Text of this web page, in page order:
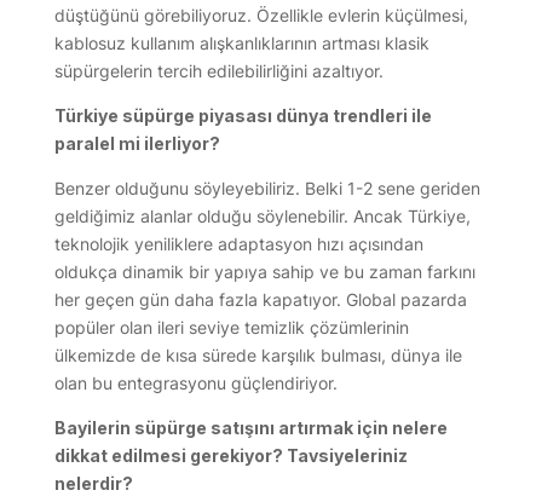
düştüğünü görebiliyoruz. Özellikle evlerin küçülmesi,
kablosuz kullanım alışkanlıklarının artması klasik
süpürgelerin tercih edilebilirliğini azaltıyor.
Türkiye süpürge piyasası dünya trendleri ile
paralel mi ilerliyor?
Benzer olduğunu söyleyebiliriz. Belki 1-2 sene geriden
geldiğimiz alanlar olduğu söylenebilir. Ancak Türkiye,
teknolojik yeniliklere adaptasyon hızı açısından
oldukça dinamik bir yapıya sahip ve bu zaman farkını
her geçen gün daha fazla kapatıyor. Global pazarda
popüler olan ileri seviye temizlik çözümlerinin
ülkemizde de kısa sürede karşılık bulması, dünya ile
olan bu entegrasyonu güçlendiriyor.
Bayilerin süpürge satışını artırmak için nelere
dikkat edilmesi gerekiyor? Tavsiyeleriniz
nelerdir?